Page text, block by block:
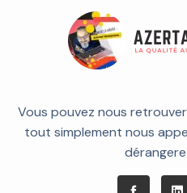
Vous pouvez nous
tout simplement nous